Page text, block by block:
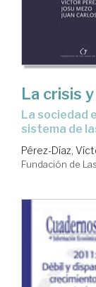
La crisis
la sociedad española ante la crisis económica y el
sistema de
Pérez-Díaz,
Fundación de